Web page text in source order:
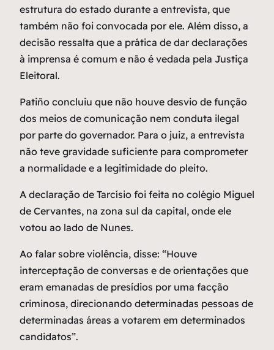
estrutura do estado durante a entrevista, que
também não foi convocada por ele. Além disso, a
decisão ressalta que a prática de dar declarações
à imprensa é comum e não é vedada pela Justiça
Eleitoral.
Patiño concluiu que não houve desvio de função
dos meios de comunicação nem conduta ilegal
por parte do governador. Para o juiz, a entrevista
não teve gravidade suficiente para comprometer
a normalidade e a legitimidade do pleito.
A declaração de Tarcísio foi feita no colégio Miguel
de Cervantes, na zona sul da capital, onde ele
votou ao lado de Nunes.
Ao falar sobre violência, disse: “Houve
interceptação de conversas e de orientações que
eram emanadas de presídios por uma facção
criminosa, direcionando determinadas pessoas de
determinadas áreas a votarem em determinados
candidatos”.